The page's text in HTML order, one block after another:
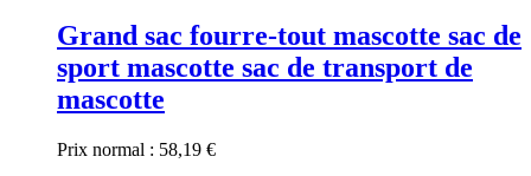
Grand sac fourre-tout mascotte sac de
sport mascotte sac de transport de
mascotte
Prix normal : 58,19 €